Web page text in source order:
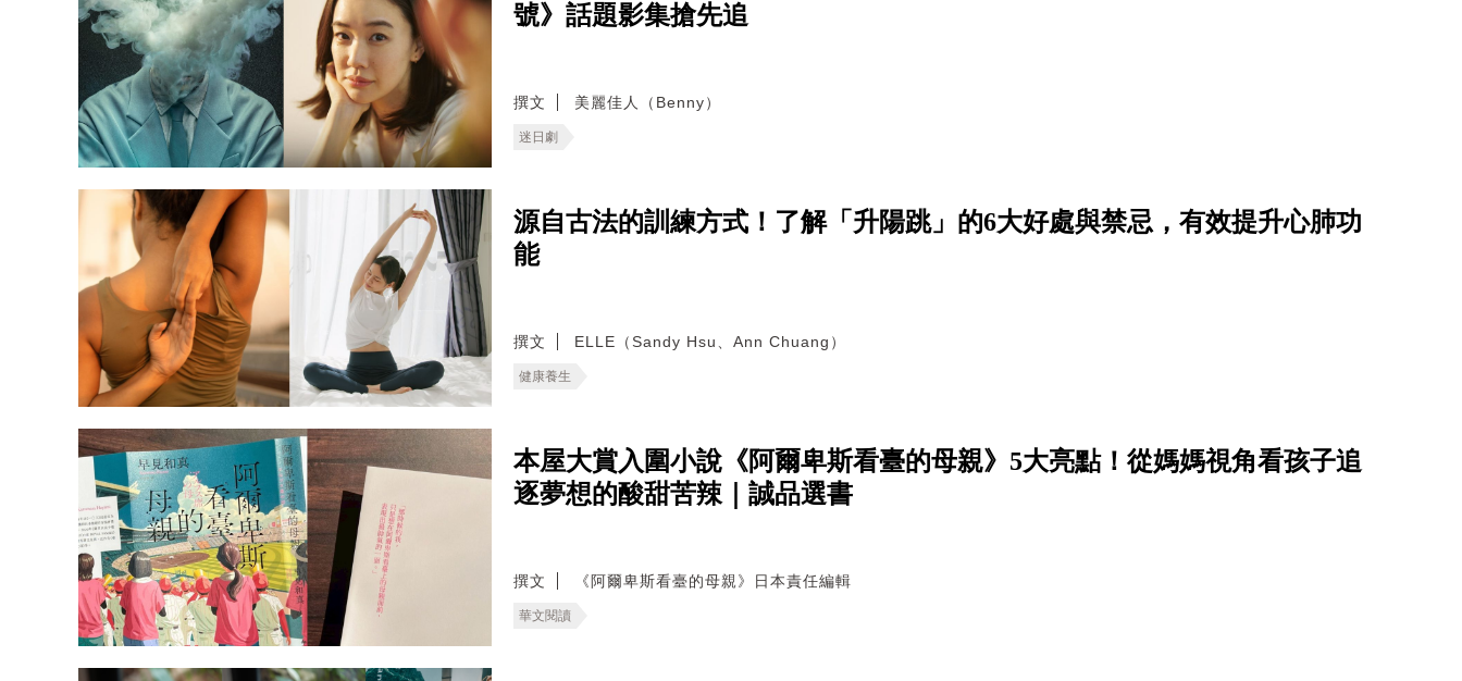
號》話題影集搶先追
撰文 美麗佳人（Benny）
迷日劇
源自古法的訓練方式！了解「升陽跳」的6大好處與禁忌，有效提升心肺功
能
撰文 ELLE（Sandy Hsu、Ann Chuang）
健康養生
本屋大賞入圍小說《阿爾卑斯看臺的母親》5大亮點！從媽媽視角看孩子追
逐夢想的酸甜苦辣｜誠品選書
撰文 《阿爾卑斯看臺的母親》日本責任編輯
華文閱讀